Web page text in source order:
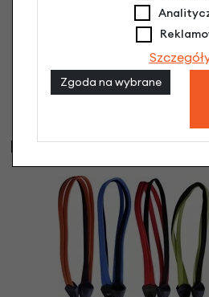
Najczęściej kupowane
Zgoda na wybrane